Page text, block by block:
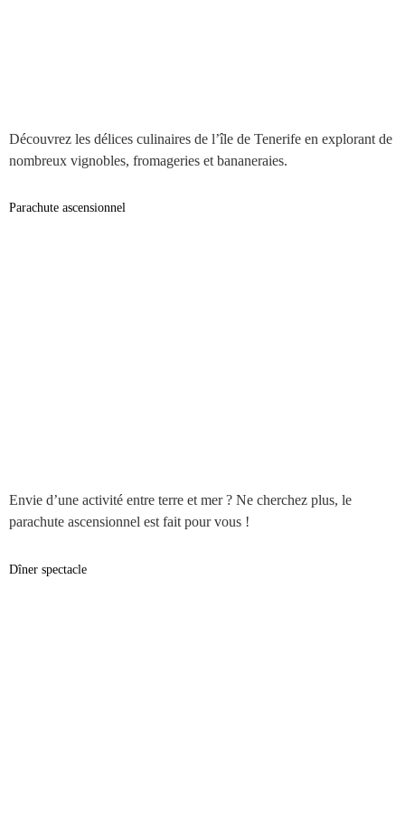
Découvrez les délices culinaires de l’île de Tenerife en explorant de
nombreux vignobles, fromageries et bananeraies.
Parachute ascensionnel
Envie d’une activité entre terre et mer ? Ne cherchez plus, le
parachute ascensionnel est fait pour vous !
Dîner spectacle